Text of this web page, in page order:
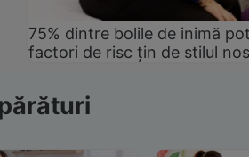
75% dintre bolile de inimă
factori de risc țin de stilul